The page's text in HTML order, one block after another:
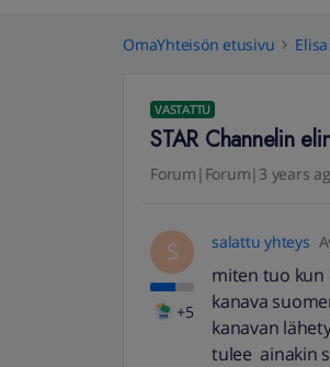
OmaYhteisön etusivu
VASTATTU
STAR Channelin
Forum|Forum|3 years
S
+5
salattu yhteys
miten tuo kun
kanava
kanavan
tulee ainakin